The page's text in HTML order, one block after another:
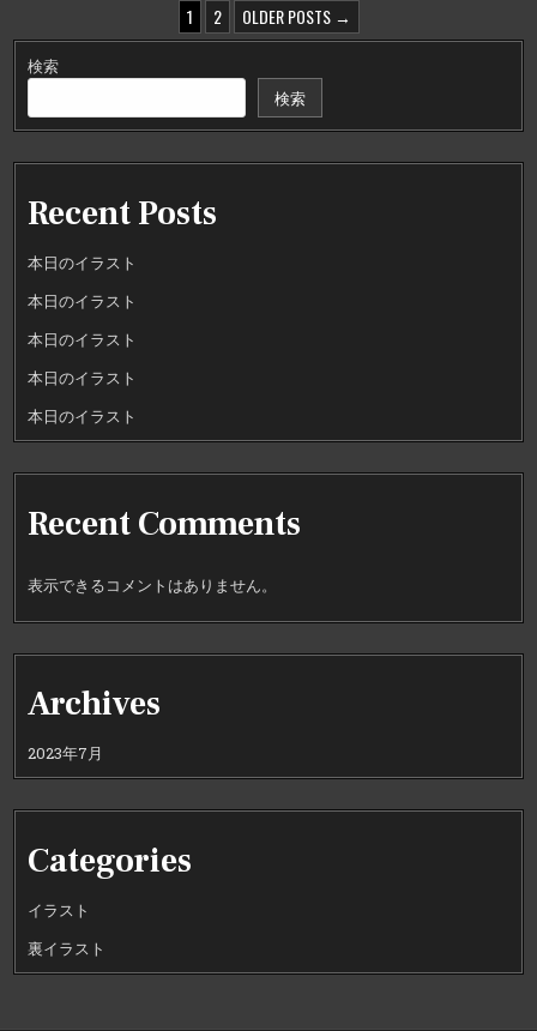
稿
の
ペ
ー
送
り
1 2 OLDER POSTS →
検索
検索
Recent Posts
本日のイラスト
本日のイラスト
本日のイラスト
本日のイラスト
本日のイラスト
Recent Comments
表示できるコメントはありません。
Archives
2023年7月
Categories
イラスト
裏イラスト